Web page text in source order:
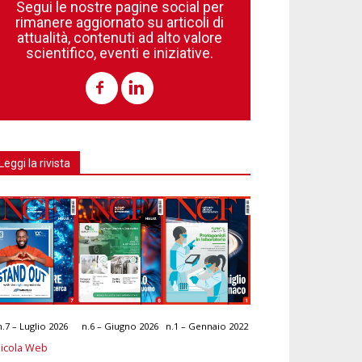
Segui le nostre pagine social per
rimanere aggiornato su articoli di
attualità, contenuti ad alto valore
scientifico, eventi e iniziative.
la rivista
– Luglio 2026 n.6 – Giugno 2026 n.1 – Gennaio 2022
Web